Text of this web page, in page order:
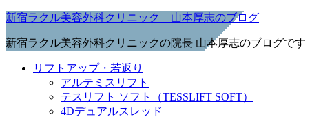
新宿ラクル美容外科クリニック 山本厚志のブログ
新宿ラクル美容外科クリニックの院長 山本厚志のブログです
リフトアップ・若返り
アルテミスリフト
テスリフト ソフト（TESSLIFT SOFT）
4Dデュアルスレッド